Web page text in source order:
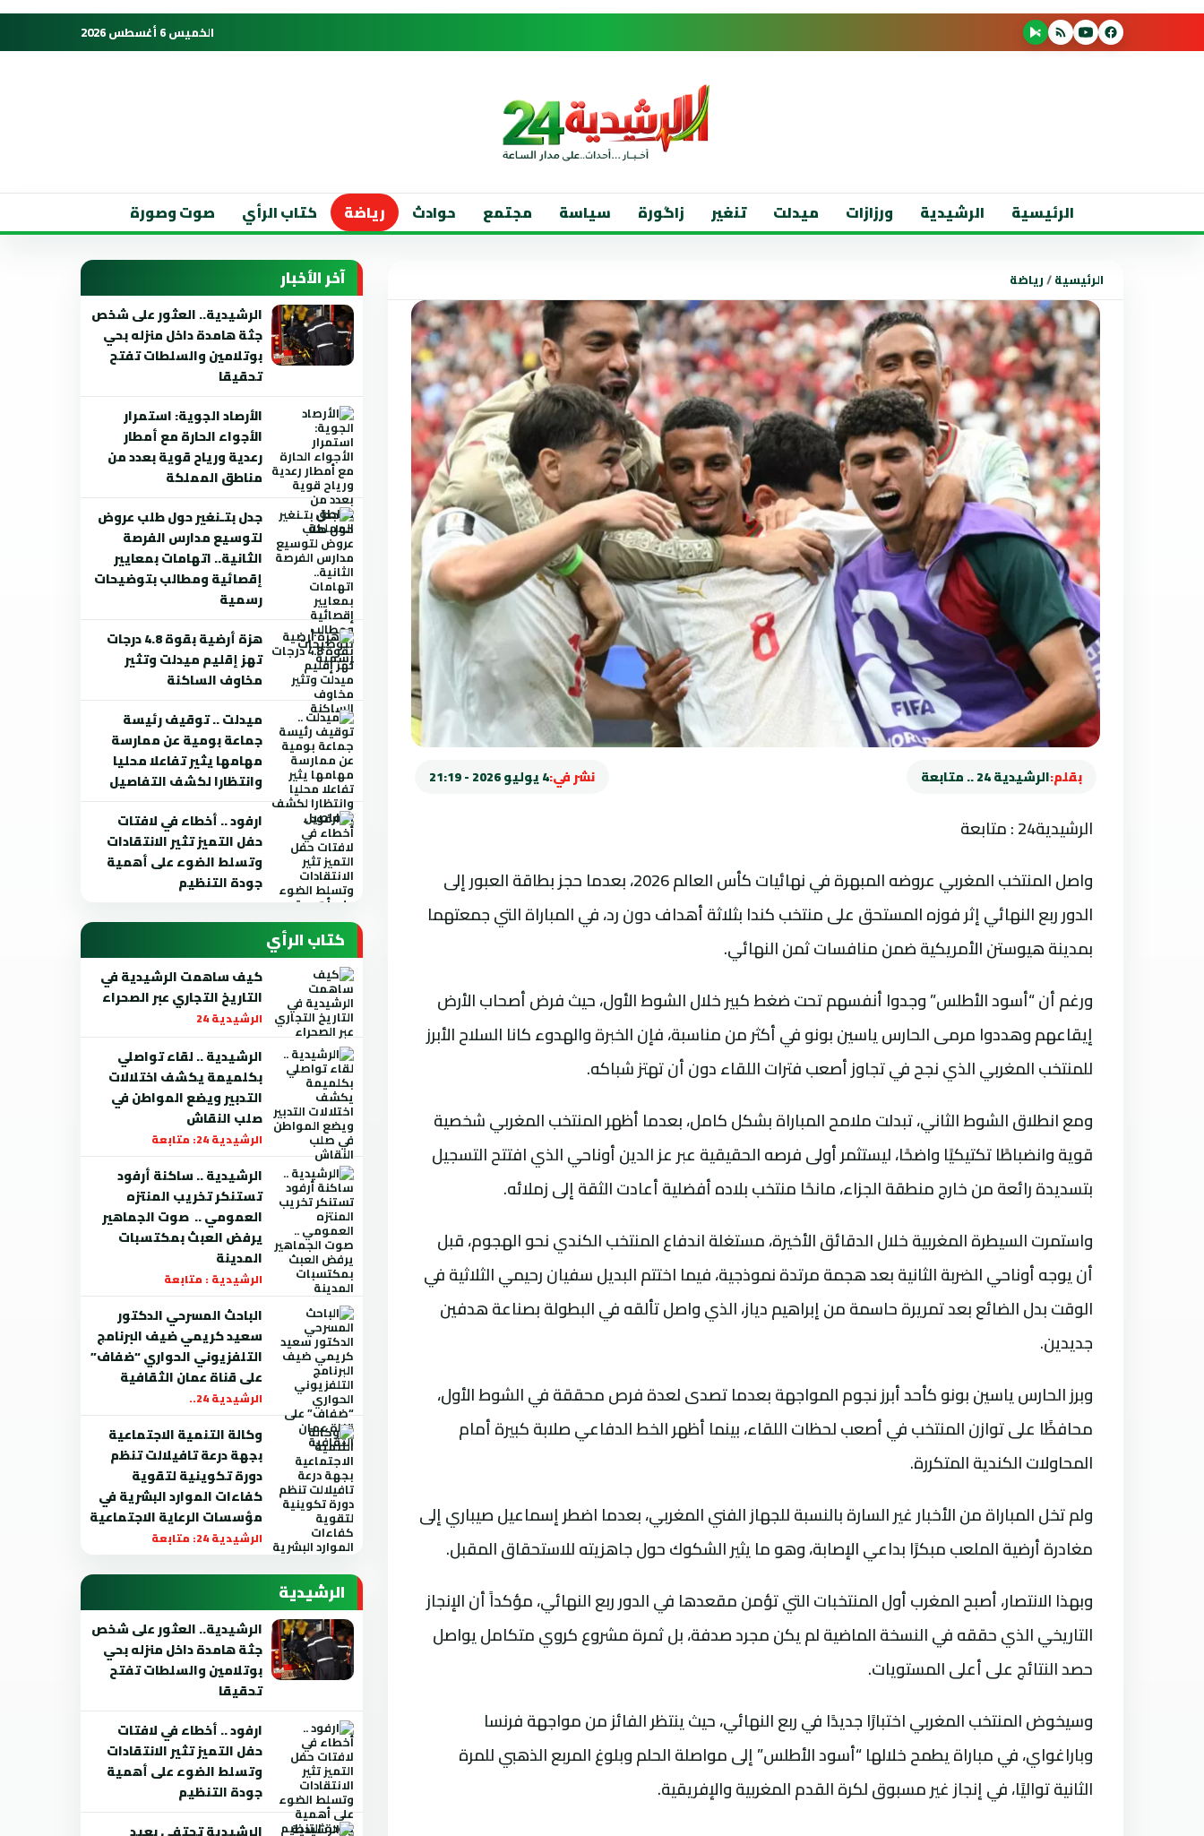
الخميس 6 أغسطس 2026
الرئيسية الرشيدية ورزازات ميدلت تنغير زاگورة سياسة مجتمع حوادث رياضة كتاب الرأي صوت وصورة
الرئيسية/رياضة
بقلم:الرشيدية 24 .. متابعة نشر في:4 يوليو 2026 - 21:19
الرشيدية24 : متابعة
واصل المنتخب المغربي عروضه المبهرة في نهائيات كأس العالم 2026، بعدما حجز بطاقة العبور إلى
الدور ربع النهائي إثر فوزه المستحق على منتخب كندا بثلاثة أهداف دون رد، في المباراة التي جمعتهما
بمدينة هيوستن الأمريكية ضمن منافسات ثمن النهائي.
ورغم أن “أسود الأطلس” وجدوا أنفسهم تحت ضغط كبير خلال الشوط الأول، حيث فرض أصحاب الأرض
إيقاعهم وهددوا مرمى الحارس ياسين بونو في أكثر من مناسبة، فإن الخبرة والهدوء كانا السلاح الأبرز
للمنتخب المغربي الذي نجح في تجاوز أصعب فترات اللقاء دون أن تهتز شباكه.
ومع انطلاق الشوط الثاني، تبدلت ملامح المباراة بشكل كامل، بعدما أظهر المنتخب المغربي شخصية
قوية وانضباطًا تكتيكيًا واضحًا، ليستثمر أولى فرصه الحقيقية عبر عز الدين أوناحي الذي افتتح التسجيل
بتسديدة رائعة من خارج منطقة الجزاء، مانحًا منتخب بلاده أفضلية أعادت الثقة إلى زملائه.
واستمرت السيطرة المغربية خلال الدقائق الأخيرة، مستغلة اندفاع المنتخب الكندي نحو الهجوم، قبل
أن يوجه أوناحي الضربة الثانية بعد هجمة مرتدة نموذجية، فيما اختتم البديل سفيان رحيمي الثلاثية في
الوقت بدل الضائع بعد تمريرة حاسمة من إبراهيم دياز، الذي واصل تألقه في البطولة بصناعة هدفين
جديدين.
وبرز الحارس ياسين بونو كأحد أبرز نجوم المواجهة بعدما تصدى لعدة فرص محققة في الشوط الأول،
محافظًا على توازن المنتخب في أصعب لحظات اللقاء، بينما أظهر الخط الدفاعي صلابة كبيرة أمام
المحاولات الكندية المتكررة.
ولم تخل المباراة من الأخبار غير السارة بالنسبة للجهاز الفني المغربي، بعدما اضطر إسماعيل صيباري إلى
مغادرة أرضية الملعب مبكرًا بداعي الإصابة، وهو ما يثير الشكوك حول جاهزيته للاستحقاق المقبل.
وبهذا الانتصار، أصبح المغرب أول المنتخبات التي تؤمن مقعدها في الدور ربع النهائي، مؤكداً أن الإنجاز
التاريخي الذي حققه في النسخة الماضية لم يكن مجرد صدفة، بل ثمرة مشروع كروي متكامل يواصل
حصد النتائج على أعلى المستويات.
وسيخوض المنتخب المغربي اختبارًا جديدًا في ربع النهائي، حيث ينتظر الفائز من مواجهة فرنسا
وباراغواي، في مباراة يطمح خلالها “أسود الأطلس” إلى مواصلة الحلم وبلوغ المربع الذهبي للمرة
الثانية تواليًا، في إنجاز غير مسبوق لكرة القدم المغربية والإفريقية.
آخر الأخبار
الرشيدية.. العثور على شخص
جثة هامدة داخل منزله بحي
بوتلامين والسلطات تفتح
تحقيقا
الأرصاد الجوية: استمرار
الأجواء الحارة مع أمطار
رعدية ورياح قوية بعدد من
مناطق المملكة
جدل بتـنغير حول طلب عروض
لتوسيع مدارس الفرصة
الثانية.. اتهامات بمعايير
إقصائية ومطالب بتوضيحات
رسمية
هزة أرضية بقوة 4.8 درجات
تهز إقليم ميدلت وتثير
مخاوف الساكنة
ميدلت .. توقيف رئيسة
جماعة بومية عن ممارسة
مهامها يثير تفاعلا محليا
وانتظارا لكشف التفاصيل
ارفود .. أخطاء في لافتات
حفل التميز تثير الانتقادات
وتسلط الضوء على أهمية
جودة التنظيم
كتاب الرأي
كيف ساهمت الرشيدية في
التاريخ التجاري عبر الصحراء
الرشيدية 24
الرشيدية .. لقاء تواصلي
بكلميمة يكشف اختلالات
التدبير ويضع المواطن في
صلب النقاش
الرشيدية 24: متابعة
الرشيدية .. ساكنة أرفود
تستنكر تخريب المنتزه
العمومي .. صوت الجماهير
يرفض العبث بمكتسبات
المدينة
الرشيدية : متابعة
الباحث المسرحي الدكتور
سعيد كريمي ضيف البرنامج
التلفزيوني الحواري “ضفاف”
على قناة عمان الثقافية
الرشيدية 24..
وكالة التنمية الاجتماعية
بجهة درعة تافيلالت تنظم
دورة تكوينية لتقوية
كفاءات الموارد البشرية في
مؤسسات الرعاية الاجتماعية
الرشيدية 24: متابعة
الرشيدية
الرشيدية.. العثور على شخص
جثة هامدة داخل منزله بحي
بوتلامين والسلطات تفتح
تحقيقا
ارفود .. أخطاء في لافتات
حفل التميز تثير الانتقادات
وتسلط الضوء على أهمية
جودة التنظيم